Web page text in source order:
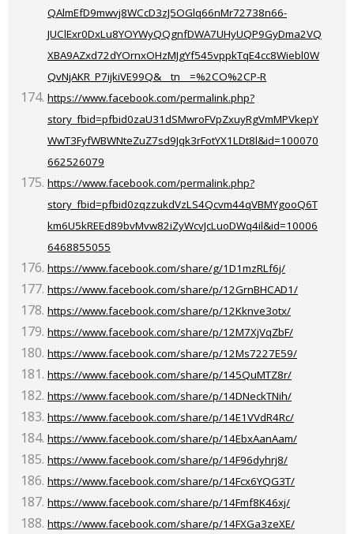
QAlmEfD9mwvj8WCcD3zJ5OGlq66nMr72738n66-
JUClExr0DxLu8YOYWyQQgnfDWA7UHyUQP9GyDma2VQ
XBA9AZxd72dYOrnxOHzMJgYf545vppkTqE4cc8Wiebl0W
QvNjAKR_P7ijkiVE99Q&__tn__=%2CO%2CP-R
https://www.facebook.com/permalink.php?
story_fbid=pfbid0zaU31dSMwroFVpZxuyRgVmMPVkepY
WwT3FyfWBWNteZuZ7sd9Jqk3rFotYX1LDt8l&id=100070
662526079
https://www.facebook.com/permalink.php?
story_fbid=pfbid0zqzzukdVzLS4Qcvm44qVBMYgooQ6T
km6U5kREEd89bvMvw82iZyWcvJcLuoDWq4il&id=10006
6468855055
https://www.facebook.com/share/g/1D1mzRLf6j/
https://www.facebook.com/share/p/12GrnBHCAD1/
https://www.facebook.com/share/p/12Kknve3otx/
https://www.facebook.com/share/p/12M7XjVqZbF/
https://www.facebook.com/share/p/12Ms7227E59/
https://www.facebook.com/share/p/145QuMTZ8r/
https://www.facebook.com/share/p/14DNeckTNih/
https://www.facebook.com/share/p/14E1VVdR4Rc/
https://www.facebook.com/share/p/14EbxAanAam/
https://www.facebook.com/share/p/14F96dyhrj8/
https://www.facebook.com/share/p/14Fcx6YQG3T/
https://www.facebook.com/share/p/14Fmf8K46xj/
https://www.facebook.com/share/p/14FXGa3zeXE/